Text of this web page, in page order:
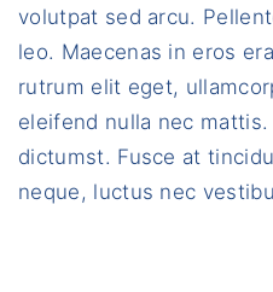
volutpat sed arcu.
leo. Maecenas in eros
rutrum elit eget,
eleifend nulla nec
dictumst. Fusce at
neque, luctus nec